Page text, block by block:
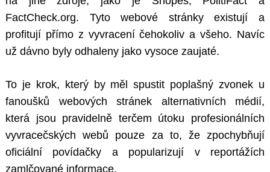
FactCheck.org. Tyto webové stránky existují a
profitují přímo z vyvracení čehokoliv a všeho. Navíc
už dávno byly odhaleny jako vysoce zaujaté.
To je krok, který by měl spustit poplašný zvonek u
fanoušků webových stránek alternativních médií,
která jsou pravidelně terčem útoku profesionálních
vyvracečských webů pouze za to, že zpochybňují
oficiální povídačky a popularizují v reportážích
zamlčované informace.